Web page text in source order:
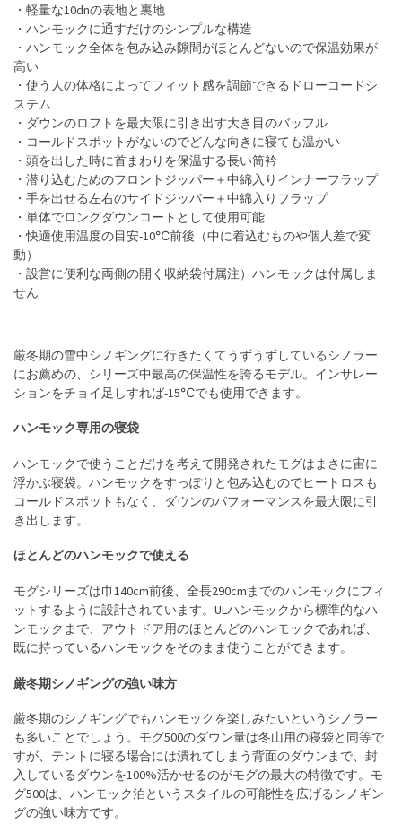
・軽量な10dnの表地と裏地
・ハンモックに通すだけのシンプルな構造
・ハンモック全体を包み込み隙間がほとんどないので保温効果が
高い
・使う人の体格によってフィット感を調節できるドローコードシ
ステム
・ダウンのロフトを最大限に引き出す大き目のバッフル
・コールドスポットがないのでどんな向きに寝ても温かい
・頭を出した時に首まわりを保温する長い筒衿
・潜り込むためのフロントジッパー＋中綿入りインナーフラップ
・手を出せる左右のサイドジッパー＋中綿入りフラップ
・単体でロングダウンコートとして使用可能
・快適使用温度の目安-10℃前後（中に着込むものや個人差で変
動）
・設営に便利な両側の開く収納袋付属注）ハンモックは付属しま
せん
厳冬期の雪中シノギングに行きたくてうずうずしているシノラー
にお薦めの、シリーズ中最高の保温性を誇るモデル。インサレー
ションをチョイ足しすれば-15℃でも使用できます。
ハンモック専用の寝袋
ハンモックで使うことだけを考えて開発されたモグはまさに宙に
浮かぶ寝袋。ハンモックをすっぽりと包み込むのでヒートロスも
コールドスポットもなく、ダウンのパフォーマンスを最大限に引
き出します。
ほとんどのハンモックで使える
モグシリーズは巾140cm前後、全長290cmまでのハンモックにフィ
ットするように設計されています。ULハンモックから標準的なハ
ンモックまで、アウトドア用のほとんどのハンモックであれば、
既に持っているハンモックをそのまま使うことができます。
厳冬期シノギングの強い味方
厳冬期のシノギングでもハンモックを楽しみたいというシノラー
も多いことでしょう。モグ500のダウン量は冬山用の寝袋と同等で
すが、テントに寝る場合には潰れてしまう背面のダウンまで、封
入しているダウンを100%活かせるのがモグの最大の特徴です。モ
グ500は、ハンモック泊というスタイルの可能性を広げるシノギン
グの強い味方です。